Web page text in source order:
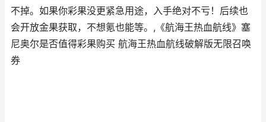
不掉。如果你彩果没更紧急用途，入手绝对不亏！后续也
会开放金果获取，不想氪也能等。,《航海王热血航线》塞
尼奥尔是否值得彩果购买 航海王热血航线破解版无限召唤
券